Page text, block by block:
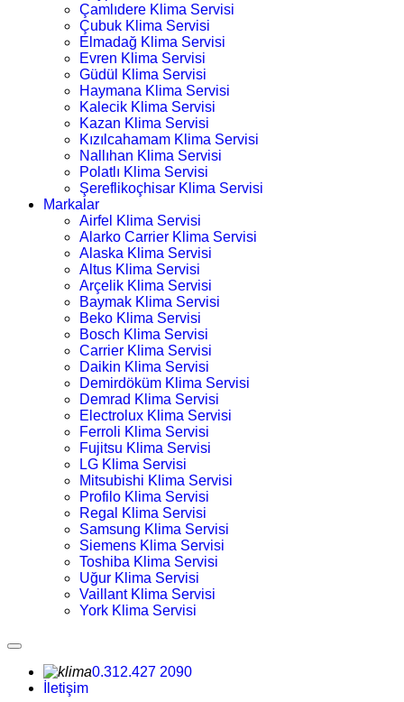
Çamlıdere Klima Servisi
Çubuk Klima Servisi
Elmadağ Klima Servisi
Evren Klima Servisi
Güdül Klima Servisi
Haymana Klima Servisi
Kalecik Klima Servisi
Kazan Klima Servisi
Kızılcahamam Klima Servisi
Nallıhan Klima Servisi
Polatlı Klima Servisi
Şereflikoçhisar Klima Servisi
Markalar
Airfel Klima Servisi
Alarko Carrier Klima Servisi
Alaska Klima Servisi
Altus Klima Servisi
Arçelik Klima Servisi
Baymak Klima Servisi
Beko Klima Servisi
Bosch Klima Servisi
Carrier Klima Servisi
Daikin Klima Servisi
Demirdöküm Klima Servisi
Demrad Klima Servisi
Electrolux Klima Servisi
Ferroli Klima Servisi
Fujitsu Klima Servisi
LG Klima Servisi
Mitsubishi Klima Servisi
Profilo Klima Servisi
Regal Klima Servisi
Samsung Klima Servisi
Siemens Klima Servisi
Toshiba Klima Servisi
Uğur Klima Servisi
Vaillant Klima Servisi
York Klima Servisi
0.312.427 2090
İletişim